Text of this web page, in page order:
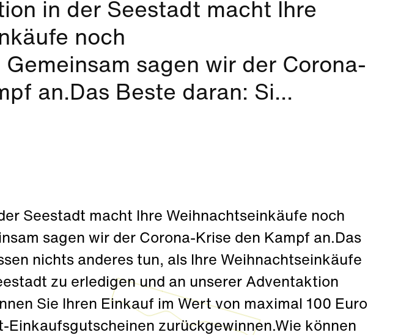
in der Seestadt macht Ihre
noch
sagen wir der Corona-
an.Das Beste daran: Si...
Seestadt macht Ihre Weihnachtseinkäufe noch
sagen wir der Corona-Krise den Kampf an.Das
nichts anderes tun, als Ihre Weihnachtseinkäufe
zu erledigen und an unserer Adventaktion
Sie Ihren Einkauf im Wert von maximal 100 Euro
Einkaufsgutscheinen zurückgewinnen.Wie können